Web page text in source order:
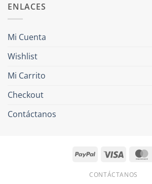
ENLACES
Mi Cuenta
Wishlist
Mi Carrito
Checkout
Contáctanos
PayPal Visa
CONTÁCTANOS